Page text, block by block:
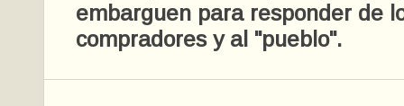
embarguen para responder de
compradores y al "pueblo".